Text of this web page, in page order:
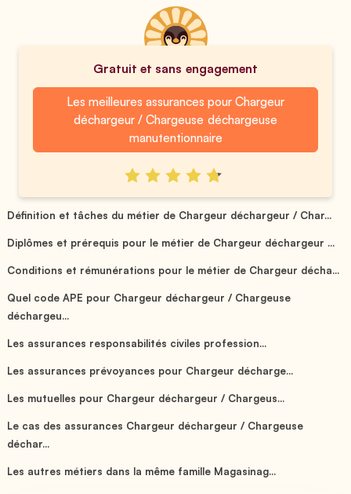
Gratuit et sans engagement
Les meilleures assurances pour Chargeur
déchargeur / Chargeuse déchargeuse
manutentionnaire
Définition et tâches du métier de Chargeur déchargeur / Char...
Diplômes et prérequis pour le métier de Chargeur déchargeur ...
Conditions et rémunérations pour le métier de Chargeur décha...
Quel code APE pour Chargeur déchargeur / Chargeuse
déchargeu...
Les assurances responsabilités civiles profession...
Les assurances prévoyances pour Chargeur décharge...
Les mutuelles pour Chargeur déchargeur / Chargeus...
Le cas des assurances Chargeur déchargeur / Chargeuse
déchar...
Les autres métiers dans la même famille Magasinag...